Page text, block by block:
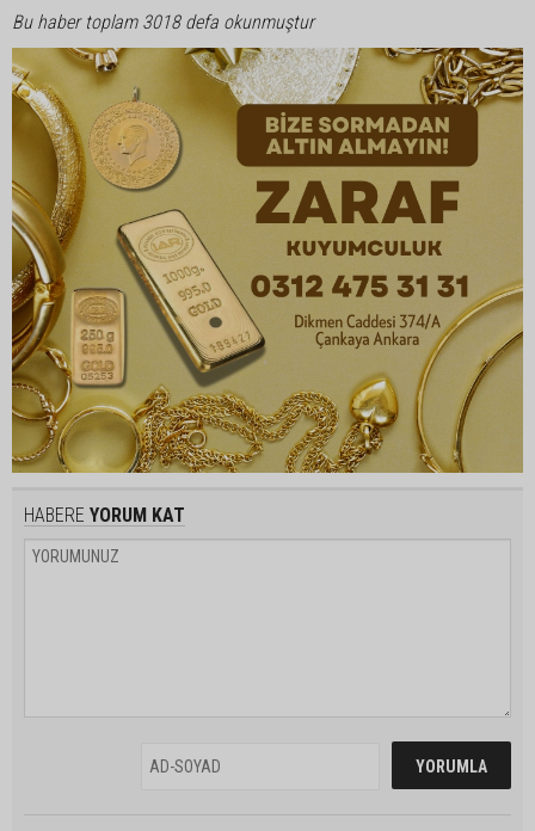
Bu haber toplam 3018 defa okunmuştur
HABERE YORUM KAT